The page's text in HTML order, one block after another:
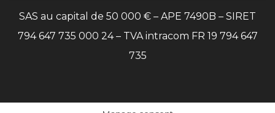
SAS au capital de 50 000 € – APE 7490B – SIRET
794 647 735 000 24 – TVA intracom FR 19 794 647
735